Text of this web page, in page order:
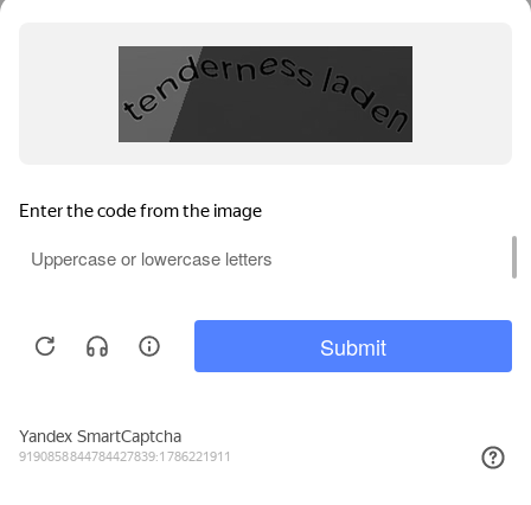
Мы используем файлы cookie, метрические программы и системы
ПРИНЯТЬ